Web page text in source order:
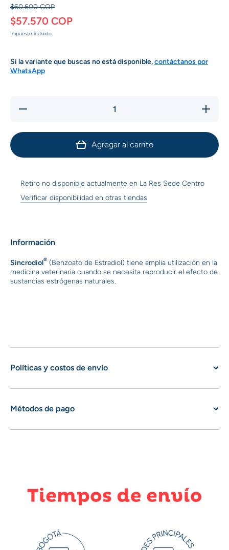
$60.600 COP
$57.570 COP
Impuesto incluido.
Si la variante que buscas no está disponible,contáctanos por
WhatsApp
Reducir
Aumentar
cantidad
x 50 ml
Agregar al carrito
Retiro no disponible actualmente en La Res Sede Centro
Verificar disponibilidad en otras tiendas
Información
Sincrodiol® (Benzoato de Estradiol) tiene amplia utilización en la
medicina veterinaria cuando se necesita reproducir el efecto de
sustancias estrógenas naturales.
Políticas y costos de envío
Métodos de pago